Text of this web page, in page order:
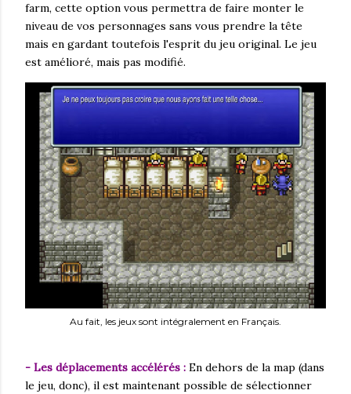
farm, cette option vous permettra de faire monter le
niveau de vos personnages sans vous prendre la tête
mais en gardant toutefois l'esprit du jeu original. Le jeu
est amélioré, mais pas modifié.
Au fait, les jeux sont intégralement en Français.
- Les déplacements accélérés : En dehors de la map (dans
le jeu, donc), il est maintenant possible de sélectionner